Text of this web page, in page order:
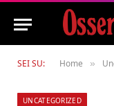
SEI SU: Home »
UNCATEGORIZED